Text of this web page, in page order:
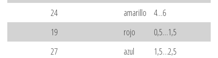
24
amarillo
4…6
19
rojo
0,5…1,5
27
azul
1,5…2,5